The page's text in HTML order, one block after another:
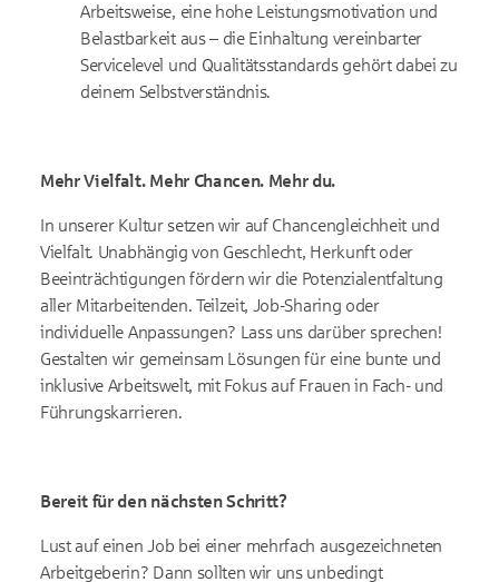
Arbeitsweise, eine hohe Leistungsmotivation und
Belastbarkeit aus – die Einhaltung vereinbarter
Servicelevel und Qualitätsstandards gehört dabei zu
deinem Selbstverständnis.
Mehr Vielfalt. Mehr Chancen. Mehr du.
In unserer Kultur setzen wir auf Chancengleichheit und
Vielfalt. Unabhängig von Geschlecht, Herkunft oder
Beeinträchtigungen fördern wir die Potenzialentfaltung
aller Mitarbeitenden. Teilzeit, Job-Sharing oder
individuelle Anpassungen? Lass uns darüber sprechen!
Gestalten wir gemeinsam Lösungen für eine bunte und
inklusive Arbeitswelt, mit Fokus auf Frauen in Fach- und
Führungskarrieren.
Bereit für den nächsten Schritt?
Lust auf einen Job bei einer mehrfach ausgezeichneten
Arbeitgeberin? Dann sollten wir uns unbedingt